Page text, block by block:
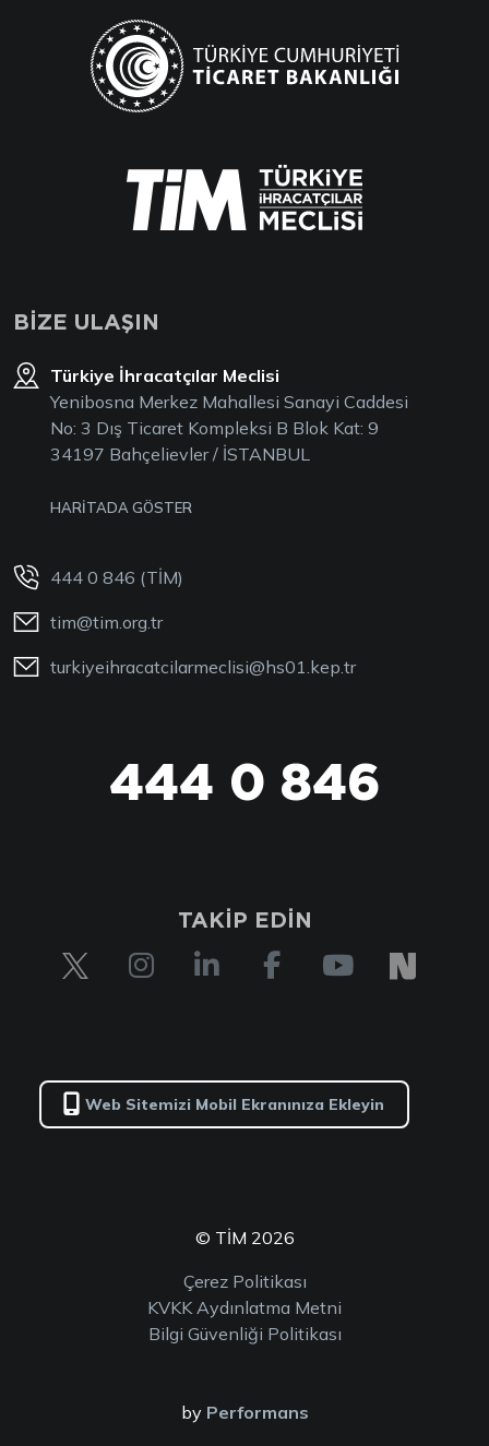
BİZE ULAŞIN
Türkiye İhracatçılar Meclisi
Yenibosna Merkez Mahallesi Sanayi Caddesi
No: 3 Dış Ticaret Kompleksi B Blok Kat: 9
34197 Bahçelievler / İSTANBUL
HARİTADA GÖSTER
444 0 846 (TİM)
tim@tim.org.tr
turkiyeihracatcilarmeclisi@hs01.kep.tr
444 0 846
TAKİP EDİN
Web Sitemizi Mobil Ekranınıza Ekleyin
© TİM 2026
Çerez Politikası
KVKK Aydınlatma Metni
Bilgi Güvenliği Politikası
by Performans